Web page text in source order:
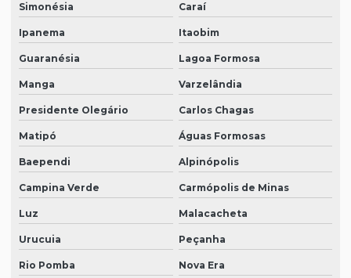
Simonésia Caraí
Ipanema Itaobim
Guaranésia Lagoa Formosa
Manga Varzelândia
Presidente Olegário Carlos Chagas
Matipó Águas Formosas
Baependi Alpinópolis
Campina Verde Carmópolis de Minas
Luz Malacacheta
Urucuia Peçanha
Rio Pomba Nova Era